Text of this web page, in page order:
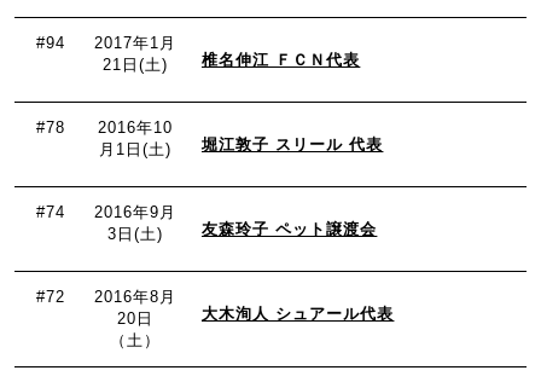
#94
2017年1月
21日(土)
椎名伸江 ＦＣＮ代表
#78
2016年10
月1日(土)
堀江敦子 スリール 代表
#74
2016年9月
3日(土)
友森玲子 ペット譲渡会
#72
2016年8月
20日
（土）
大木洵人 シュアール代表